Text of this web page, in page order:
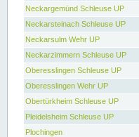
Neckargemünd Schleuse UP
Neckarsteinach Schleuse UP
Neckarsulm Wehr UP
Neckarzimmern Schleuse UP
Oberesslingen Schleuse UP
Oberesslingen Wehr UP
Obertürkheim Schleuse UP
Pleidelsheim Schleuse UP
Plochingen